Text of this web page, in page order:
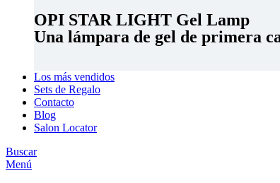
OPI STAR LIGHT Gel Lamp
Una lámpara de gel de primera
Los más vendidos
Sets de Regalo
Contacto
Blog
Salon Locator
Buscar
Menú